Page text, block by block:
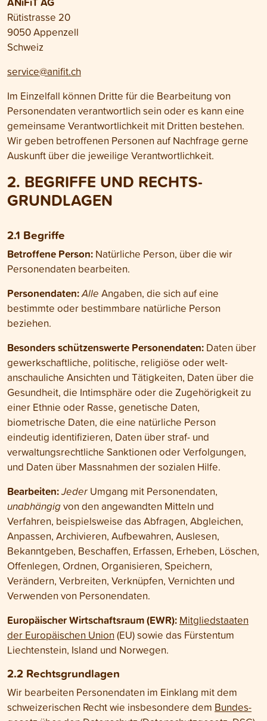
Rütistrasse 20
9050 Appenzell
Schweiz
service@anifit.ch
Im Einzel­fall können Dritte für die Bearbeitung von
Personen­daten verantwortlich sein oder es kann eine
gemeinsame Verant­wortlich­keit mit Dritten bestehen.
Wir geben betroffenen Personen auf Nach­frage gerne
Auskunft über die jeweilige Verant­wort­lich­keit.
2. BEGRIFFE UND RECHTS­
GRUNDLAGEN
2.1 Begriffe
Betroffene Person: Natürliche Person, über die wir
Personen­daten bearbeiten.
Personen­daten:Alle Angaben, die sich auf eine
bestimmte oder bestimmbare natürliche Person
beziehen.
Besonders schützenswerte Personen­daten: Daten über
gewerk­schaftliche, politische, religiöse oder welt­
anschauliche Ansichten und Tätigkeiten, Daten über die
Gesund­heit, die Intim­sphäre oder die Zugehörigkeit zu
einer Ethnie oder Rasse, genetische Daten,
biometrische Daten, die eine natürliche Person
eindeutig identifizieren, Daten über straf- und
verwaltungs­rechtliche Sanktionen oder Verfolgungen,
und Daten über Mass­nahmen der sozialen Hilfe.
Bearbeiten:Jeder Umgang mit Personen­daten,
unabhängigvon den angewandten Mitteln und
Verfahren, beispielsweise das Abfragen, Abgleichen,
Anpassen, Archivieren, Aufbewahren, Auslesen,
Bekannt­geben, Beschaffen, Erfassen, Erheben, Löschen,
Offenlegen, Ordnen, Organisieren, Speichern,
Verändern, Verbreiten, Verknüpfen, Vernichten und
Verwenden von Personen­daten.
Europäischer Wirtschafts­raum (EWR): Mitglied­staaten
der Europäischen Union (EU) sowie das Fürstentum
Liechten­stein, Island und Norwegen.
2.2 Rechts­grundlagen
Wir bearbeiten Personen­daten im Einklang mit dem
schweizerischen Recht wie insbesondere dem Bundes­